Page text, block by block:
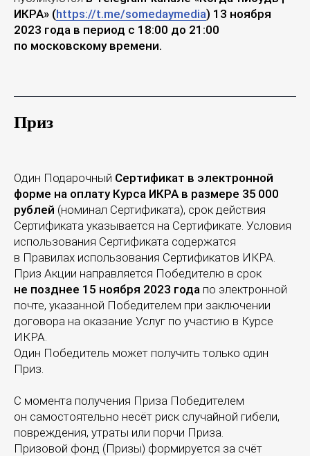
ИКРА» (https://t.me/somedaymedia) 13 ноября
2023 года в период с 18:00 до 21:00
по московскому времени.
Приз
Один Подарочный Сертификат в электронной
форме на оплату Курса ИКРА в размере 35 000
рублей (номинал Сертификата), срок действия
Сертификата указывается на Сертификате. Условия
использования Сертификата содержатся
в Правилах использования Сертификатов ИКРА.
Приз Акции направляется Победителю в срок
не позднее 15 ноября 2023 года по электронной
почте, указанной Победителем при заключении
договора на оказание Услуг по участию в Курсе
ИКРА.
Один Победитель может получить только один
Приз.
С момента получения Приза Победителем
он самостоятельно несёт риск случайной гибели,
повреждения, утраты или порчи Приза.
Призовой фонд (Призы) формируется за счёт